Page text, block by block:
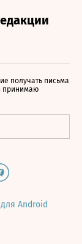
получать письма
принимаю
Android